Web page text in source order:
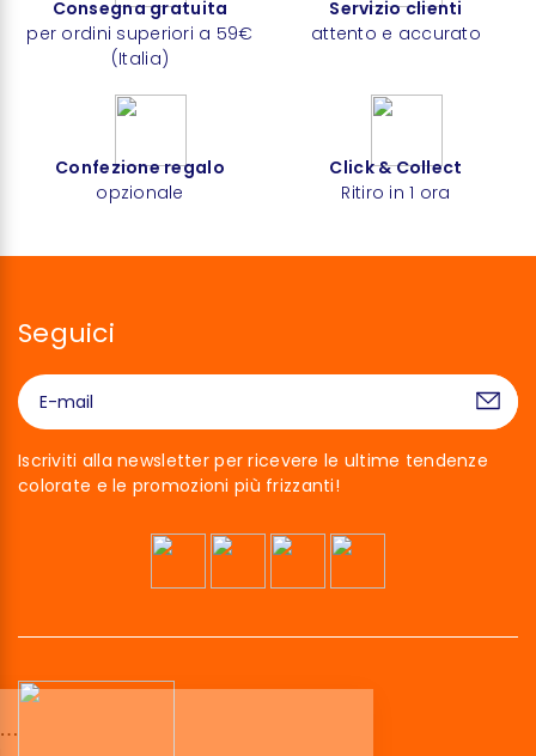
Consegna gratuita
per ordini superiori a 59€
(Italia)
Servizio clienti
attento e accurato
Confezione regalo
opzionale
Click & Collect
Ritiro in 1 ora
Seguici
Iscriviti alla newsletter per ricevere le ultime tendenze
colorate e le promozioni più frizzanti!
Ciao siamo noi…